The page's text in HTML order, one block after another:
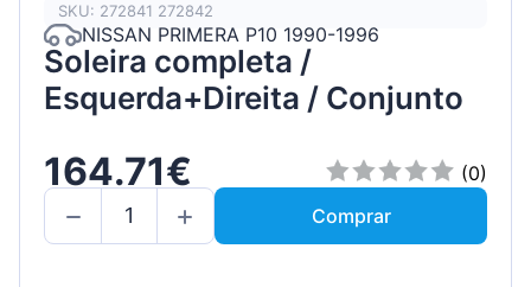
SKU: 272841 272842
NISSAN PRIMERA P10 1990-1996
Soleira completa /
Esquerda+Direita / Conjunto
164.71€
(0)
Comprar